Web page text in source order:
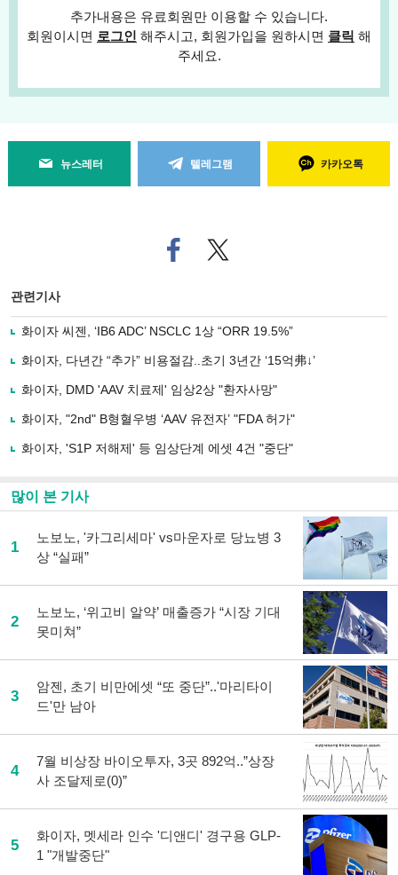
추가내용은 유료회원만 이용할 수 있습니다.
회원이시면 로그인 해주시고, 회원가입을 원하시면 클릭 해
주세요.
뉴스레터 텔레그램 카카오톡
페
이
로
사
유
기
트위
터로
관련기사
화이자 씨젠, ‘IB6 ADC’ NSCLC 1상 “ORR 19.5%”
화이자, 다년간 “추가” 비용절감..초기 3년간 ‘15억弗↓’
화이자, DMD 'AAV 치료제' 임상2상 "환자사망"
화이자, "2nd" B형혈우병 ‘AAV 유전자’ "FDA 허가"
화이자, 'S1P 저해제' 등 임상단계 에셋 4건 "중단"
많이 본 기사
1
노보노, '카그리세마' vs마운자로 당뇨병 3
상 “실패”
2
노보노, ‘위고비 알약’ 매출증가 “시장 기대
못미쳐”
3
암젠, 초기 비만에셋 “또 중단”..'마리타이
드'만 남아
4
7월 비상장 바이오투자, 3곳 892억..”상장
사 조달제로(0)”
5
화이자, 멧세라 인수 '디앤디' 경구용 GLP-
1 "개발중단"